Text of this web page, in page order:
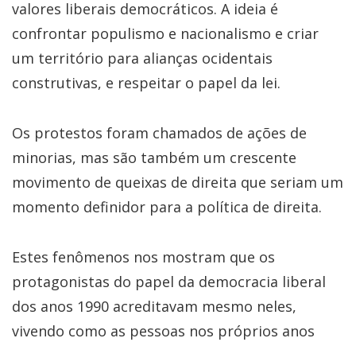
valores liberais democráticos. A ideia é
confrontar populismo e nacionalismo e criar
um território para alianças ocidentais
construtivas, e respeitar o papel da lei.
Os protestos foram chamados de ações de
minorias, mas são também um crescente
movimento de queixas de direita que seriam um
momento definidor para a política de direita.
Estes fenômenos nos mostram que os
protagonistas do papel da democracia liberal
dos anos 1990 acreditavam mesmo neles,
vivendo como as pessoas nos próprios anos